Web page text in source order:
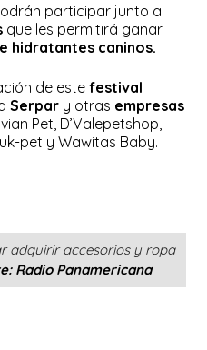
participar junto a
que les permitirá ganar
hidratantes caninos.
de estefestival
Serpar y otras empresas
Pet, D’Valepetshop,
pet y Wawitas Baby.
adquirir accesorios y ropa
Radio Panamericana